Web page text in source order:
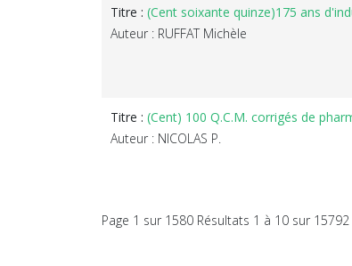
Titre : (Cent soixante quinze)175 ans
Auteur : RUFFAT Michèle
Titre : (Cent) 100 Q.C.M. corrigés de
Auteur : NICOLAS P.
Page 1 sur 1580 Résultats 1 à 10 sur 15792